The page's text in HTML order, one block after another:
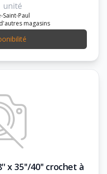
unité
Paul
magasins
x 35''/40'' crochet à